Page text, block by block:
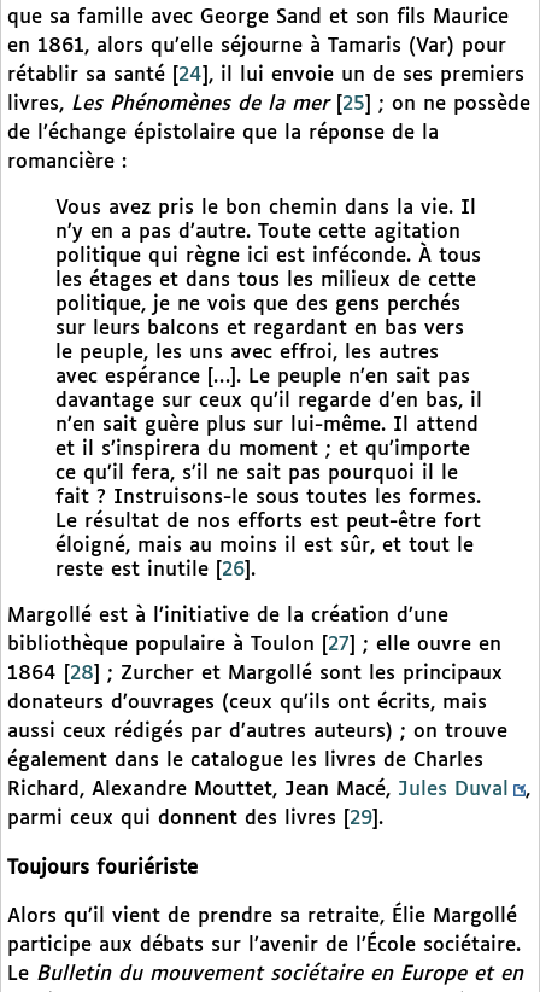
que sa famille avec George Sand et son fils Maurice
en 1861, alors qu’elle séjourne à Tamaris (Var) pour
rétablir sa santé
24 , il lui envoie un de ses premiers
livres, Les Phénomènes de la mer[ 25
; on ne possède
de l’échange épistolaire que la réponse de la
romancière :
Vous avez pris le bon chemin dans la vie. Il
n’y en a pas d’autre. Toute cette agitation
politique qui règne ici est inféconde. À tous
les étages et dans tous les milieux de cette
politique, je ne vois que des gens perchés
sur leurs balcons et regardant en bas vers
le peuple, les uns avec effroi, les autres
avec espérance […]. Le peuple n’en sait pas
davantage sur ceux qu’il regarde d’en bas, il
n’en sait guère plus sur lui-même. Il attend
et il s’inspirera du moment ; et qu’importe
ce qu’il fera, s’il ne sait pas pourquoi il le
fait ? Instruisons-le sous toutes les formes.
Le résultat de nos efforts est peut-être fort
éloigné, mais au moins il est sûr, et tout le
reste est inutile
26 .
Margollé est à l’initiative de la création d’une
bibliothèque populaire à Toulon
27
; elle ouvre en
1864
28
; Zurcher et Margollé sont les principaux
donateurs d’ouvrages (ceux qu’ils ont écrits, mais
aussi ceux rédigés par d’autres auteurs) ; on trouve
également dans le catalogue les livres de Charles
Richard, Alexandre Mouttet, Jean Macé, Jules Duval
,
parmi ceux qui donnent des livres
29 .
Toujours fouriériste
Alors qu’il vient de prendre sa retraite, Élie Margollé
participe aux débats sur l’avenir de l’École sociétaire.
Le Bulletin du mouvement sociétaire en Europe et en